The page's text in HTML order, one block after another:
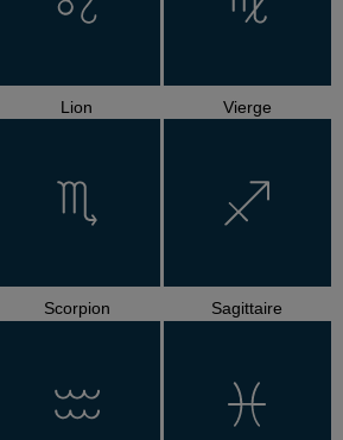
Lion Vierge
Scorpion Sagittaire